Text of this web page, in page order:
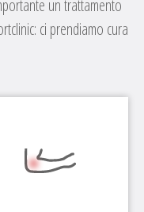
un trattamento
ci prendiamo cura